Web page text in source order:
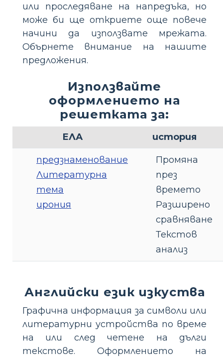
или проследяване на напредъка, но
може би ще откриете още повече
начини да използвате мрежата.
Обърнете внимание на нашите
предложения.
Използвайте
оформлението на
решетката за:
ЕЛА история
предзнаменование
Литературна
тема
ирония
Промяна
през
времето
Разширено
сравняване
Текстов
анализ
Английски език изкуства
Графична информация за символи или
литературни устройства по време
на или след четене на дълги
текстове. Оформлението на